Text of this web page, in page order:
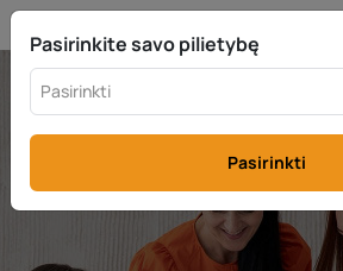
Pasirinkite savo pilietybę
Pasirinkti
Pasirinkti